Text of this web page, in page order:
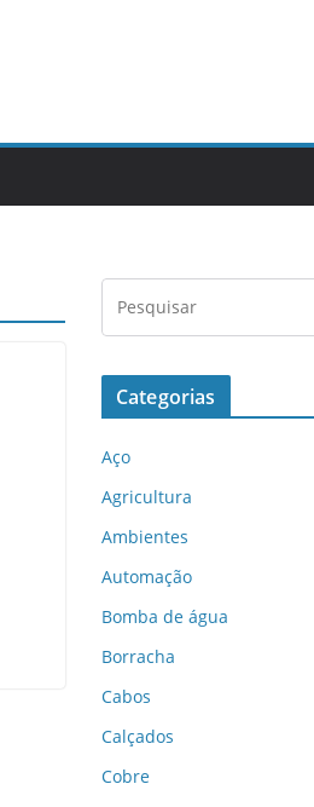
Categorias
Aço
Agricultura
Ambientes
Automação
Bomba de água
Borracha
Cabos
Calçados
Cobre